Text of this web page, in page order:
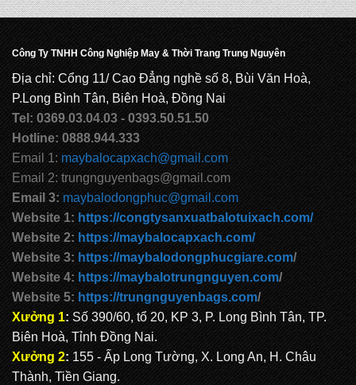
Công Ty TNHH Công Nghiệp May & Thời Trang Trung Nguyên
Địa chỉ: Cổng 11/ Cao Đẳng nghề số 8, Bùi Văn Hoà,
P.Long Bình Tân, Biên Hoà, Đồng Nai
Tel: 0369.03.04.03 - 0393.50.51.50
Hotline: 0888.944.333
Email 1: maybalocapxach@gmail.com
Email 2: trungnguyenbags@gmail.com
Email 3: maybalodongphuc@gmail.com
Website 1: https://congtysanxuatbalotuixach.com/
Website 2: https://maybalocapxach.com/
Website 3: https://maybalodongphucgiare.com/
Website 4: https://maybalotrungnguyen.com/
Website 5: https://trungnguyenbags.com/
Xưởng 1: Số 390/60, tổ 20, KP 3, P. Long Bình Tân, TP.
Biên Hoà, Tỉnh Đồng Nai.
Xưởng 2: 155 - Ấp Long Tường, X. Long An, H. Châu
Thành, Tiền Giang.